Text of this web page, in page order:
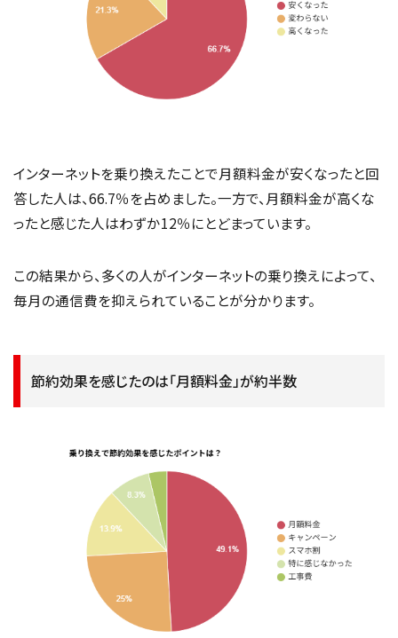
インターネットを乗り換えたことで月額料金が安くなったと回
答した人は、66.7％を占めました。一方で、月額料金が高くな
ったと感じた人はわずか12％にとどまっています。
この結果から、多くの人がインターネットの乗り換えによって、
毎月の通信費を抑えられていることが分かります。
節約効果を感じたのは「月額料金」が約半数